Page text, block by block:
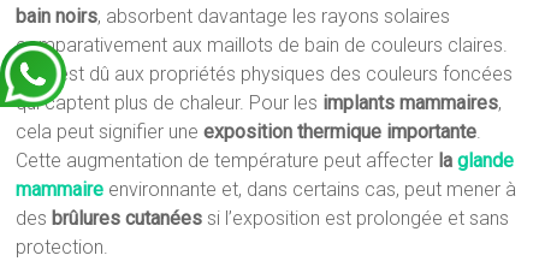
bain noirs, absorbent davantage les rayons solaires
comparativement aux maillots de bain de couleurs claires.
Cela est dû aux propriétés physiques des couleurs foncées
qui captent plus de chaleur. Pour les implants mammaires,
cela peut signifier uneexposition thermique importante.
Cette augmentation de température peut affecter laglande
mammaire environnante et, dans certains cas, peut mener à
des brûlures cutanées si l’exposition est prolongée et sans
protection.